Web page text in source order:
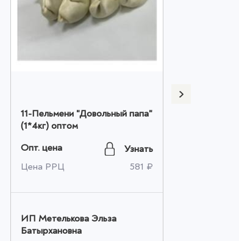
11-Пельмени "Довольный папа"
(1*4кг) оптом
Опт. цена
Узнать
Цена РРЦ
581 ₽
ИП Метелькова Эльза
Батырхановна